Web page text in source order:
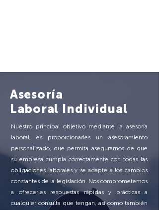
Asesoría
Laboral Individual
Nuestro principal objetivo mediante la asesoría
laboral, es proporcionarles un asesoramiento
personalizado, que permita asegurarnos de que
su empresa cumpla correctamente con todas las
obligaciones laborales y se adapte a los cambios
constantes de la legislación. Nos comprometemos
a ofrecerles respuestas rápidas y prácticas a
cualquier consulta que tengan, así como también